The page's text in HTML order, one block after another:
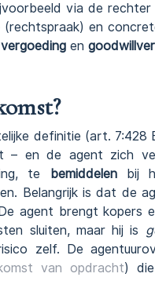
via de
(rechtspraak) en
vergoeding en
definitie (art. 7:428
– en de agent zich
te
bemiddelenbij
Belangrijk is dat de
agent brengt kopers
sluiten, maar hij is
zelf. De
van opdracht)